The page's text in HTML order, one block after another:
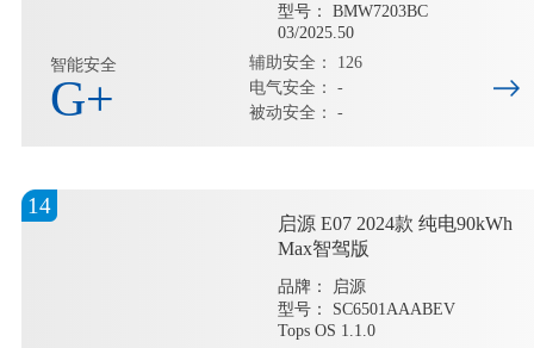
型号： BMW7203BC
03/2025.50
智能安全
G+
辅助安全： 126
电气安全： -
被动安全： -
14
启源 E07 2024款 纯电90kWh
Max智驾版
品牌： 启源
型号： SC6501AAABEV
Tops OS 1.1.0